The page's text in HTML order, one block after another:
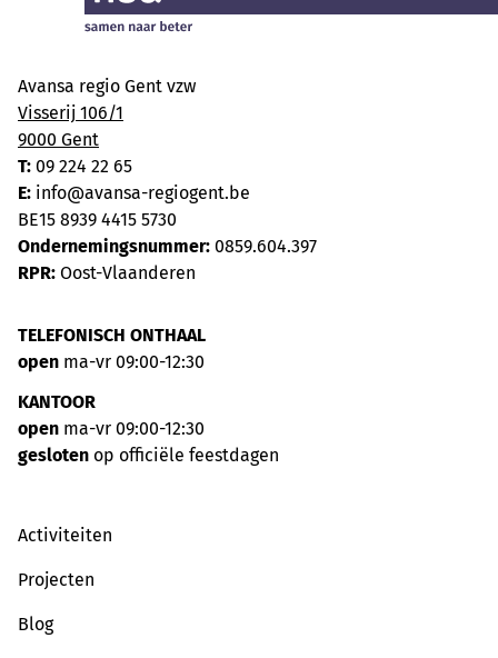
Avansa regio Gent vzw
Visserij 106/1
9000 Gent
T: 09 224 22 65
E: info@avansa-regiogent.be
BE15 8939 4415 5730
Ondernemingsnummer: 0859.604.397
RPR: Oost-Vlaanderen
TELEFONISCH ONTHAAL
open ma-vr 09:00-12:30
KANTOOR
open ma-vr 09:00-12:30
gesloten op officiële feestdagen
Activiteiten
Projecten
Blog